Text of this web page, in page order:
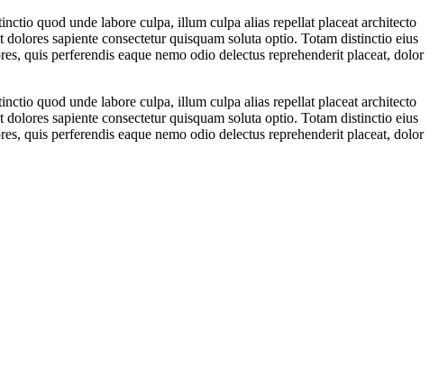
quod unde labore culpa, illum culpa alias repellat placeat architecto
sapiente consectetur quisquam soluta optio. Totam distinctio eius
quis perferendis eaque nemo odio delectus reprehenderit placeat, dolor
quod unde labore culpa, illum culpa alias repellat placeat architecto
sapiente consectetur quisquam soluta optio. Totam distinctio eius
quis perferendis eaque nemo odio delectus reprehenderit placeat, dolor